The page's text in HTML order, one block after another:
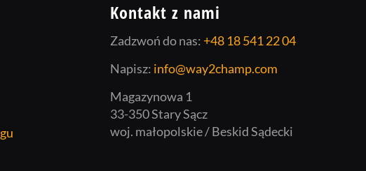
Kontakt z nami
Zadzwoń do nas: +48 18 541 22 04
Napisz: info@way2champ.com
Magazynowa 1
33-350 Stary Sącz
woj. małopolskie / Beskid Sądecki